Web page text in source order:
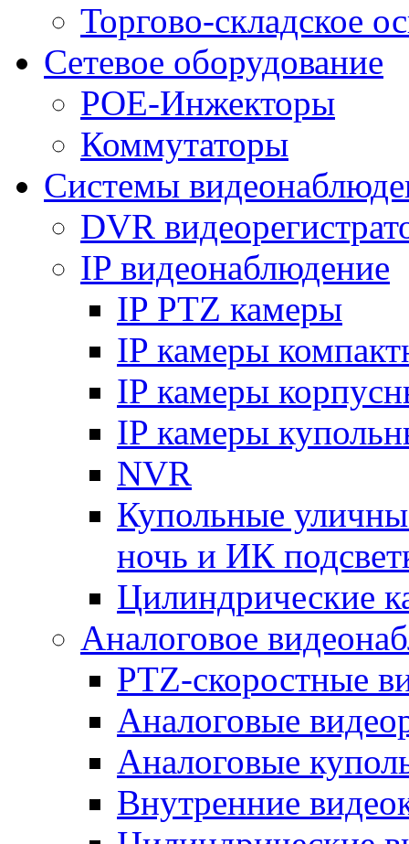
Торгово-складское
Сетевое оборудование
POE-Инжекторы
Коммутаторы
Системы
DVR
IP видеонаблюдение
IP PTZ камеры
IP камеры
IP камеры
IP камеры
NVR
Купольные
ночь и ИК
Цилиндрические
Аналоговое
PTZ-скоростные
Аналоговые
Аналоговые
Внутренние